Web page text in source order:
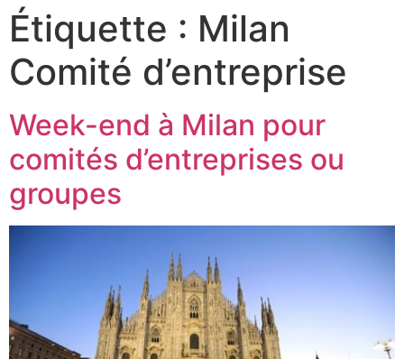
Étiquette : Milan
Comité d’entreprise
Week-end à Milan pour
comités d’entreprises ou
groupes